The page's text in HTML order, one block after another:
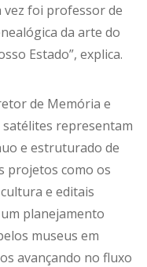
foi professor de
da arte do
Estado”, explica.
de Memória e
satélites representam
e estruturado de
projetos como os
e editais
planejamento
museus em
avançando no fluxo